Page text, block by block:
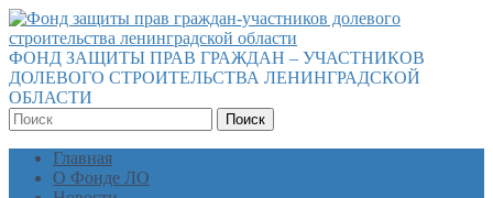
ФОНД ЗАЩИТЫ ПРАВ ГРАЖДАН – УЧАСТНИКОВ
ДОЛЕВОГО СТРОИТЕЛЬСТВА ЛЕНИНГРАДСКОЙ
ОБЛАСТИ
Поиск
Главная
О Фонде ЛО